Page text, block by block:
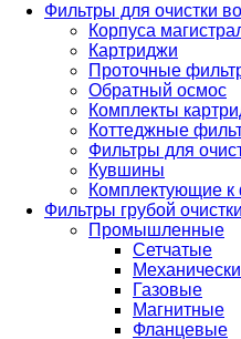
Фильтры для очистки
Корпуса
Картриджи
Проточные
Обратный осмос
Комплекты
Коттеджные
Фильтры для
Кувшины
Комплектующие к
Фильтры грубой очистки
Промышленные
Сетчатые
Газовые
Магнитные
Фланцевые